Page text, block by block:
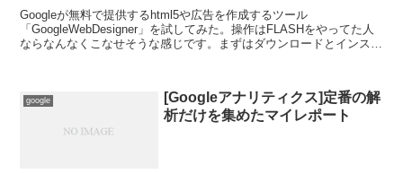
Googleが無料で提供するhtml5や広告を作成するツール
「GoogleWebDesigner」を試してみた。操作はFLASHをやってた人
ならなんなくこなせそうな感じです。まずはダウンロードとインスト
google
[Googleアナリティクス]定番の解
析だけを集めたマイレポート